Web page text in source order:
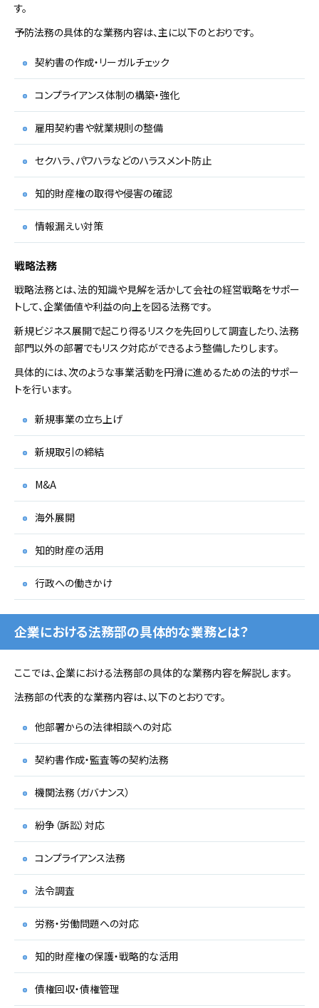
す。
予防法務の具体的な業務内容は、主に以下のとおりです。
契約書の作成・リーガルチェック
コンプライアンス体制の構築・強化
雇用契約書や就業規則の整備
セクハラ、パワハラなどのハラスメント防止
知的財産権の取得や侵害の確認
情報漏えい対策
戦略法務
戦略法務とは、法的知識や見解を活かして会社の経営戦略をサポー
トして、企業価値や利益の向上を図る法務です。
新規ビジネス展開で起こり得るリスクを先回りして調査したり、法務
部門以外の部署でもリスク対応ができるよう整備したりします。
具体的には、次のような事業活動を円滑に進めるための法的サポー
トを行います。
新規事業の立ち上げ
新規取引の締結
M&A
海外展開
知的財産の活用
行政への働きかけ
企業における法務部の具体的な業務とは？
ここでは、企業における法務部の具体的な業務内容を解説します。
法務部の代表的な業務内容は、以下のとおりです。
他部署からの法律相談への対応
契約書作成・監査等の契約法務
機関法務（ガバナンス）
紛争（訴訟）対応
コンプライアンス法務
法令調査
労務・労働問題への対応
知的財産権の保護・戦略的な活用
債権回収・債権管理